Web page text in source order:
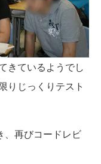
きているようでし
りじっくりテスト
再びコードレビ